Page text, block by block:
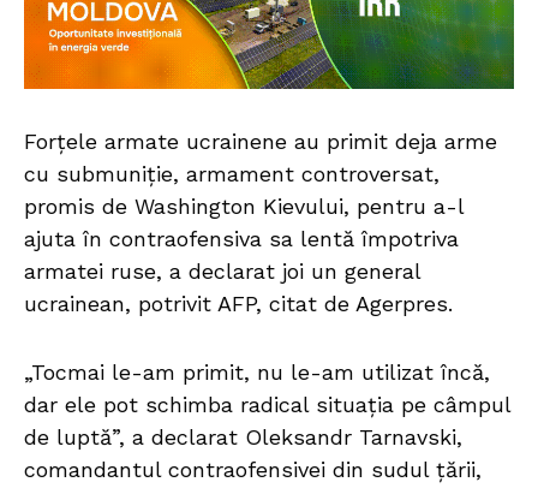
Forţele armate ucrainene au primit deja arme
cu submuniţie, armament controversat,
promis de Washington Kievului, pentru a-l
ajuta în contraofensiva sa lentă împotriva
armatei ruse, a declarat joi un general
ucrainean, potrivit AFP, citat de Agerpres.
„Tocmai le-am primit, nu le-am utilizat încă,
dar ele pot schimba radical situaţia pe câmpul
de luptă”, a declarat Oleksandr Tarnavski,
comandantul contraofensivei din sudul ţării,